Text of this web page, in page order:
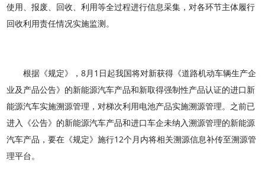
使用、报废、回收、利用等全过程进行信息采集，对各环节主体履行
回收利用责任情况实施监测。
根据《规定》，8月1日起我国将对新获得《道路机动车辆生产企
业及产品公告》的新能源汽车产品和新取得强制性产品认证的进口新
能源汽车实施溯源管理，对梯次利用电池产品实施溯源管理。之前已
进入《公告》的新能源汽车产品和进口车企未纳入溯源管理的新能源
汽车产品，要在《规定》施行12个月内将相关溯源信息补传至溯源管
理平台。